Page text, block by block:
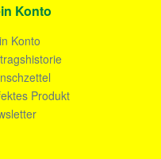
Konto
Konto
Produkt